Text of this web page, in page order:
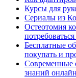
Курсы для
Сериалы из
Остеотомия
Бесплатные
покупать и
Современные
знаний онлайн